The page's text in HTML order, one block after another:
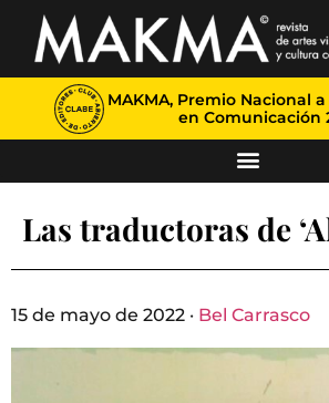
MAKMA, Premio Nacional
en Comunicación
Las traductoras de
15 de mayo de 2022 · Bel Carrasco